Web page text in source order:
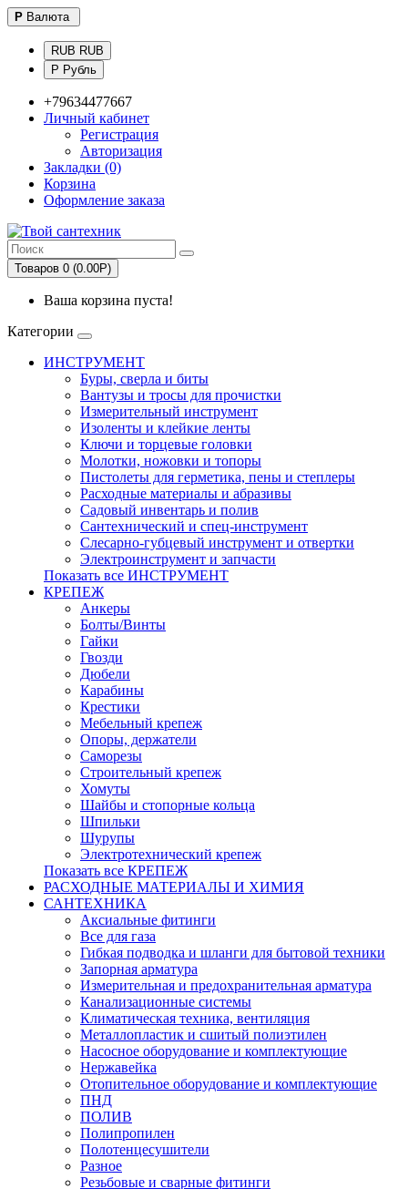
Р Валюта
RUB RUB
Р Рубль
+79634477667
Личный кабинет
Регистрация
Авторизация
Закладки (0)
Корзина
Оформление заказа
Товаров 0 (0.00Р)
Ваша корзина пуста!
Категории
ИНСТРУМЕНТ
Буры, сверла и биты
Вантузы и тросы для прочистки
Измерительный инструмент
Изоленты и клейкие ленты
Ключи и торцевые головки
Молотки, ножовки и топоры
Пистолеты для герметика, пены и степлеры
Расходные материалы и абразивы
Садовый инвентарь и полив
Сантехнический и спец-инструмент
Слесарно-губцевый инструмент и отвертки
Электроинструмент и запчасти
Показать все ИНСТРУМЕНТ
КРЕПЕЖ
Анкеры
Болты/Винты
Гайки
Гвозди
Дюбели
Карабины
Крестики
Мебельный крепеж
Опоры, держатели
Саморезы
Строительный крепеж
Хомуты
Шайбы и стопорные кольца
Шпильки
Шурупы
Электротехнический крепеж
Показать все КРЕПЕЖ
РАСХОДНЫЕ МАТЕРИАЛЫ И ХИМИЯ
САНТЕХНИКА
Аксиальные фитинги
Все для газа
Гибкая подводка и шланги для бытовой техники
Запорная арматура
Измерительная и предохранительная арматура
Канализационные системы
Климатическая техника, вентиляция
Металлопластик и сшитый полиэтилен
Насосное оборудование и комплектующие
Нержавейка
Отопительное оборудование и комплектующие
ПНД
ПОЛИВ
Полипропилен
Полотенцесушители
Разное
Резьбовые и сварные фитинги